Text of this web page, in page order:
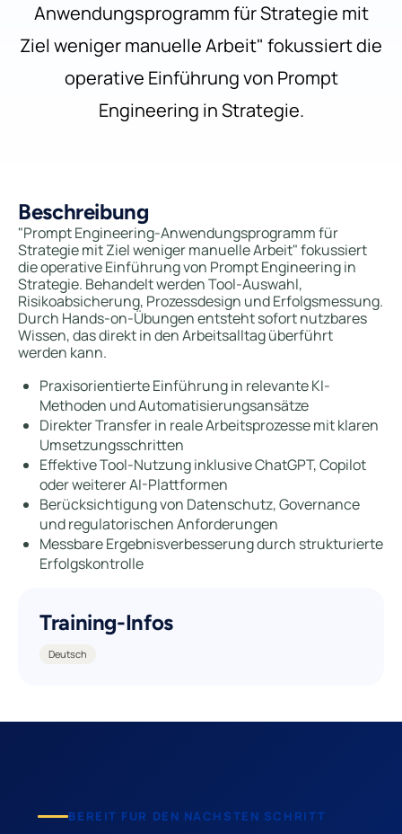
Anwendungsprogramm für Strategie mit
Ziel weniger manuelle Arbeit" fokussiert die
operative Einführung von Prompt
Engineering in Strategie.
Beschreibung
"Prompt Engineering-Anwendungsprogramm für
Strategie mit Ziel weniger manuelle Arbeit" fokussiert
die operative Einführung von Prompt Engineering in
Strategie. Behandelt werden Tool-Auswahl,
Risikoabsicherung, Prozessdesign und Erfolgsmessung.
Durch Hands-on-Übungen entsteht sofort nutzbares
Wissen, das direkt in den Arbeitsalltag überführt
werden kann.
Praxisorientierte Einführung in relevante KI-
Methoden und Automatisierungsansätze
Direkter Transfer in reale Arbeitsprozesse mit klaren
Umsetzungsschritten
Effektive Tool-Nutzung inklusive ChatGPT, Copilot
oder weiterer AI-Plattformen
Berücksichtigung von Datenschutz, Governance
und regulatorischen Anforderungen
Messbare Ergebnisverbesserung durch strukturierte
Erfolgskontrolle
Training-Infos
Deutsch
BEREIT FUR DEN NACHSTEN SCHRITT